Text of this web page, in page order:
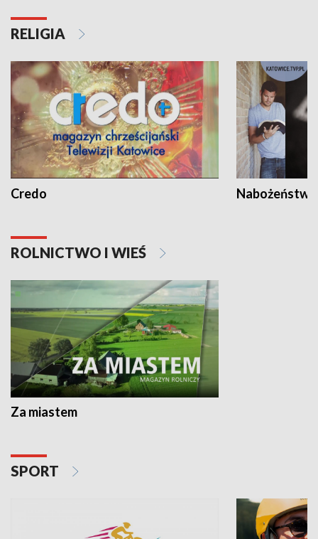
RELIGIA
Credo
ROLNICTWO I WIEŚ
Za miastem
SPORT